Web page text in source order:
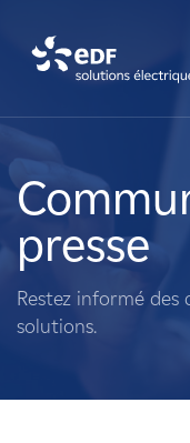
A propos de nous
Ce que nous faisons
Propriétaires fonciers
presse
Restez informé des
solutions.